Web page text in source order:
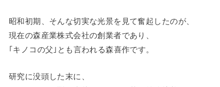
昭和初期、そんな切実な光景を見て奮起したのが、
現在の森産業株式会社の創業者であり、
｢キノコの父｣とも言われる森喜作です。
研究に没頭した末に、